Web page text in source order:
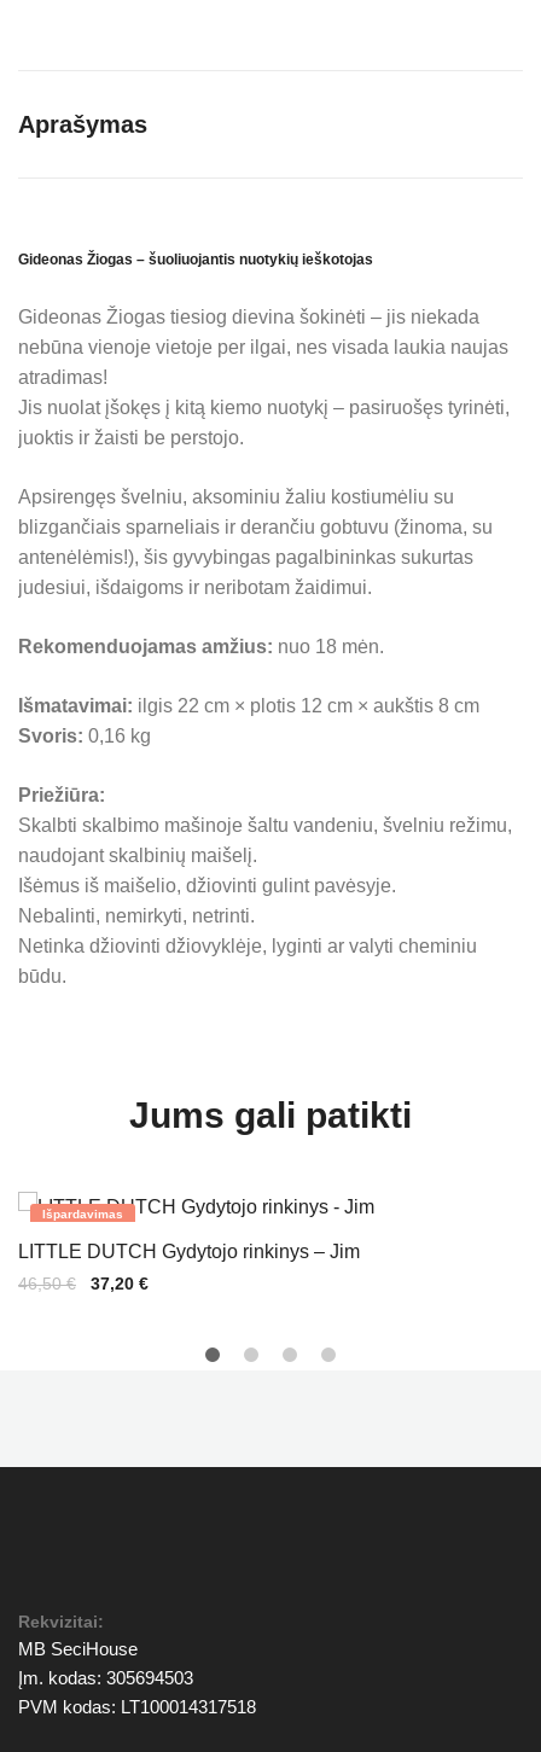
Aprašymas
Gideonas Žiogas – šuoliuojantis nuotykių ieškotojas
Gideonas Žiogas tiesiog dievina šokinėti – jis niekada
nebūna vienoje vietoje per ilgai, nes visada laukia naujas
atradimas!
Jis nuolat įšokęs į kitą kiemo nuotykį – pasiruošęs tyrinėti,
juoktis ir žaisti be perstojo.
Apsirengęs švelniu, aksominiu žaliu kostiumėliu su
blizgančiais sparneliais ir derančiu gobtuvu (žinoma, su
antenėlėmis!), šis gyvybingas pagalbininkas sukurtas
judesiui, išdaigoms ir neribotam žaidimui.
Rekomenduojamas amžius: nuo 18 mėn.
Išmatavimai: ilgis 22 cm × plotis 12 cm × aukštis 8 cm
Svoris: 0,16 kg
Priežiūra:
Skalbti skalbimo mašinoje šaltu vandeniu, švelniu režimu,
naudojant skalbinių maišelį.
Išėmus iš maišelio, džiovinti gulint pavėsyje.
Nebalinti, nemirkyti, netrinti.
Netinka džiovinti džiovyklėje, lyginti ar valyti cheminiu
būdu.
Jums gali patikti
Išpardavimas
LITTLE DUTCH Gydytojo rinkinys – Jim
46,50€
Original
37,20 €Current
Rekvizitai:
MB SeciHouse
Įm. kodas: 305694503
PVM kodas: LT100014317518